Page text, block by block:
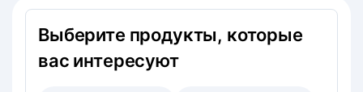
Выберите продукты, которые
вас интересуют